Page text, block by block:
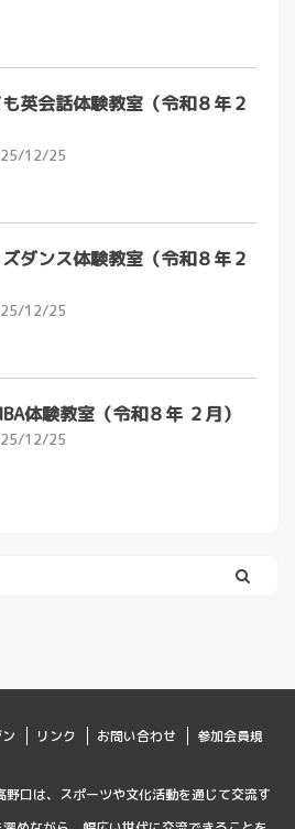
英会話体験教室（令和８年２
12/25
ダンス体験教室（令和８年２
12/25
体験教室（令和８年 ２月）
12/25
リンク お問い合わせ
参加会員規
口は、スポーツや文化活動を通じて交流す